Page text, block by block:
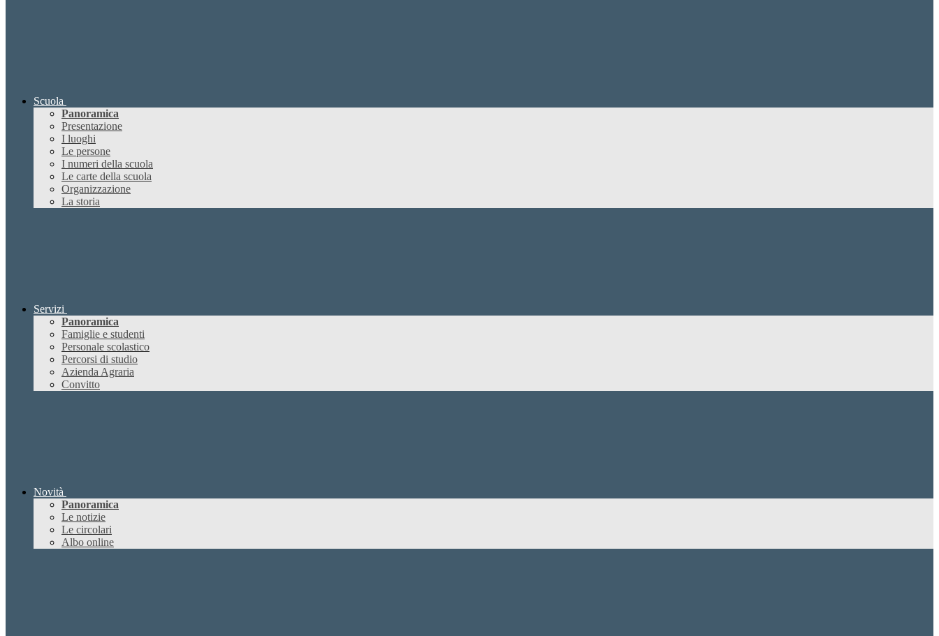
Scuola
Panoramica
Presentazione
I luoghi
Le persone
I numeri della scuola
Le carte della scuola
Organizzazione
La storia
Servizi
Panoramica
Famiglie e studenti
Personale scolastico
Percorsi di studio
Azienda Agraria
Convitto
Novità
Panoramica
Le notizie
Le circolari
Albo online